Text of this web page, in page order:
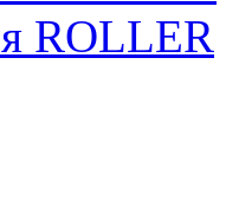
ROLLER